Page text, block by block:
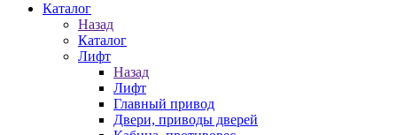
Каталог
Назад
Каталог
Лифт
Назад
Лифт
Главный привод
Двери, приводы дверей